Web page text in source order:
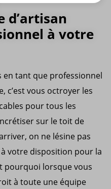
d’artisan
à votre
en tant que professionnel
c’est vous octroyer les
pour tous les
sur le toit de
on ne lésine pas
votre disposition pour la
pourquoi lorsque vous
à toute une équipe